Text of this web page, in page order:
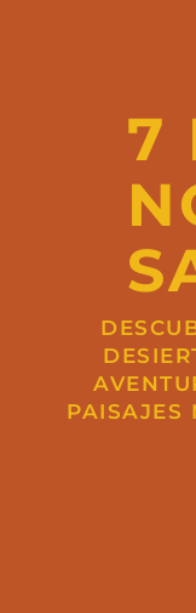
7
PAISAJES